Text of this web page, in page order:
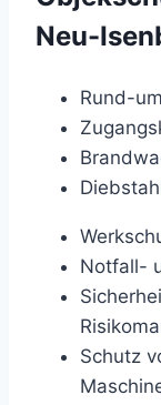
Neu-
Rund-
Notfall-
Schutz